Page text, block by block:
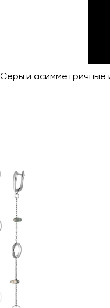
Серьги асимметричные